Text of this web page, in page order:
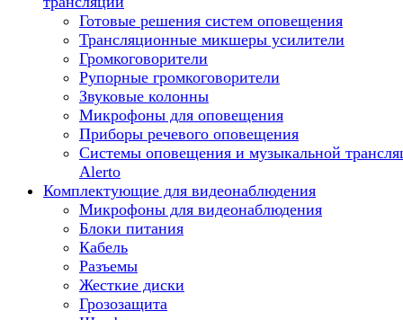
Готовые решения систем оповещения
Трансляционные микшеры усилители
Громкоговорители
Рупорные громкоговорители
Звуковые колонны
Микрофоны для оповещения
Приборы речевого оповещения
Системы оповещения и музыкальной
Alerto
Комплектующие для видеонаблюдения
Микрофоны для видеонаблюдения
Блоки питания
Кабель
Разъемы
Жесткие диски
Грозозащита